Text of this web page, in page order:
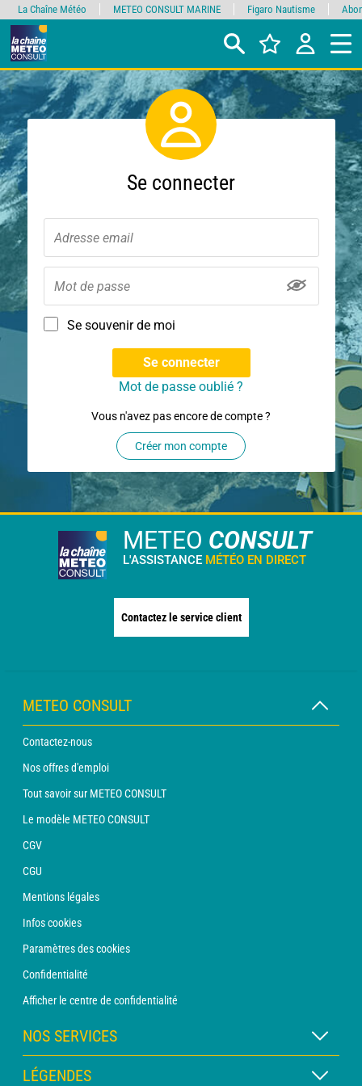
Se connecter
Se souvenir de moi
Se connecter
Mot de passe oublié ?
Vous n'avez pas encore de compte ?
Créer mon compte
METEO CONSULT
L'ASSISTANCE MÉTÉO EN DIRECT
Contactez le service client
METEO CONSULT
Contactez-nous
Nos offres d'emploi
Tout savoir sur METEO CONSULT
Le modèle METEO CONSULT
CGV
CGU
Mentions légales
Infos cookies
Paramètres des cookies
Confidentialité
Afficher le centre de confidentialité
NOS SERVICES
Abonnement METEO Xpert
LÉGENDES
La Chaîne Météo METEO CONSULT MARINE Figaro Nautisme